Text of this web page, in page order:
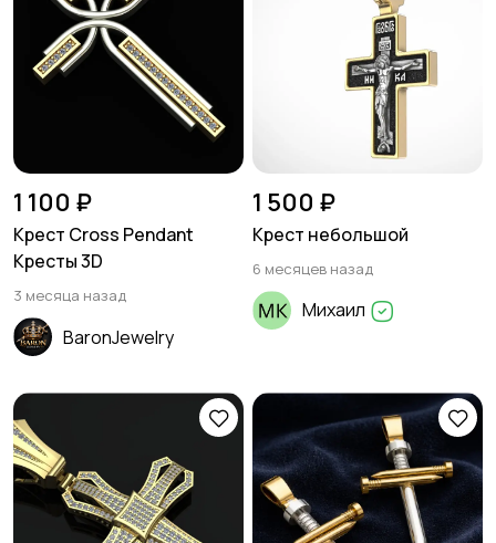
1 100 ₽
Крест Cross Pendant
Кресты 3D
3 месяца назад
BaronJewelry
1 500 ₽
Крест небольшой
6 месяцев назад
Михаил